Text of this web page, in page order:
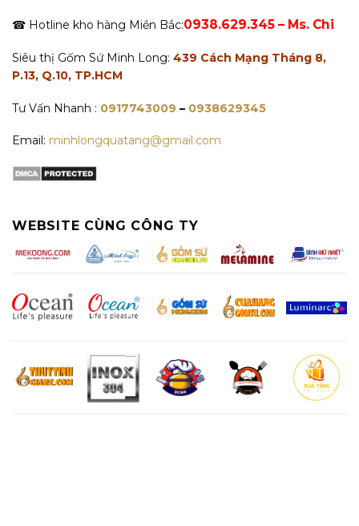
☎ Hotline kho hàng Miền Bắc:0938.629.345 – Ms. Chi
Siêu thị Gốm Sứ Minh Long: 439 Cách Mạng Tháng 8,
P.13, Q.10, TP.HCM
Tư Vấn Nhanh : 0917743009 – 0938629345
Email: minhlongquatang@gmail.com
WEBSITE CÙNG CÔNG TY